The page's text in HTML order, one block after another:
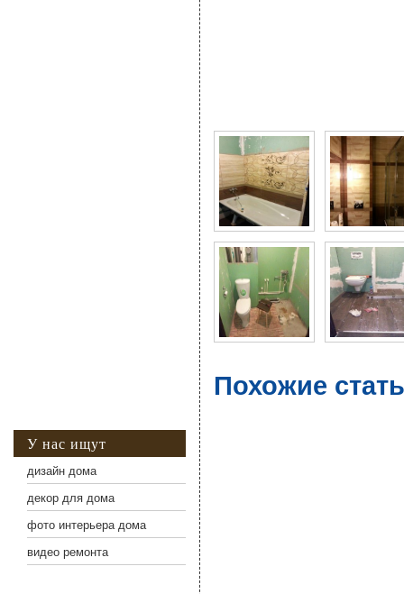
Похожие
У нас ищут
дизайн дома
декор для дома
фото интерьера дома
видео ремонта